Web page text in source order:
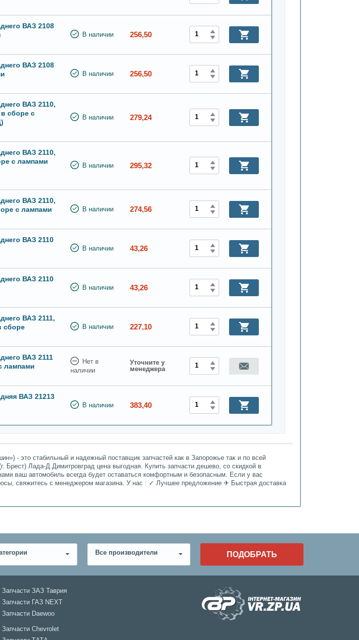
ВАЗ 2108
В наличии 256,50
ВАЗ 2108
В наличии 256,50
ВАЗ 2110,
в сборе с
В наличии 279,24
ВАЗ 2110,
с лампами
В наличии 295,32
ВАЗ 2110,
с лампами
В наличии 274,56
ВАЗ 2110
В наличии 43,26
ВАЗ 2110
В наличии 43,26
ВАЗ 2111,
сборе
В наличии 227,10
ВАЗ 2111
лампами
Нет в
наличии
Уточните у
менеджера
ВАЗ 21213
В наличии 383,40
- это стабильный и надежный поставщик запчастей как в Запорожье так и по всей
Лада-Д Димитровград цена выгодная. Купить запчасти дешево, со скидкой в
ваш автомобиль всегда будет оставаться комфортным и безопасным. Если у вас
свяжитесь с менеджером магазина. У нас : ✓ Лучшее предложение ✈ Быстрая доставка
Все производители ПОДОБРАТЬ
Запчасти ЗАЗ Таврия
Запчасти ГАЗ NEXT
Запчасти Daewoo
Запчасти Chevrolet